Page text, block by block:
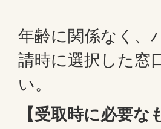
年齢に関係なく、
請時に選択した窓
い。
【受取時に必要な